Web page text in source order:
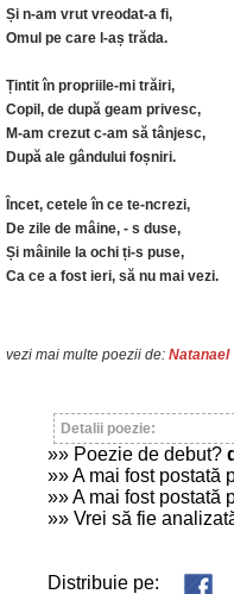
Și n-am vrut vreodat-a fi,
Omul pe care l-aș trăda.
Țintit în propriile-mi trăiri,
Copil, de după geam privesc,
M-am crezut c-am să tânjesc,
După ale gândului foșniri.
Încet, cetele în ce te-ncrezi,
De zile de mâine, - s duse,
Și mâinile la ochi ți-s puse,
Ca ce a fost ieri, să nu mai vezi.
vezi mai multe poezii de: Natanael
Detalii poezie:
»» Poezie de debut?
»» A mai fost postată
»» A mai fost postată
»» Vrei să fie
Distribuie pe: